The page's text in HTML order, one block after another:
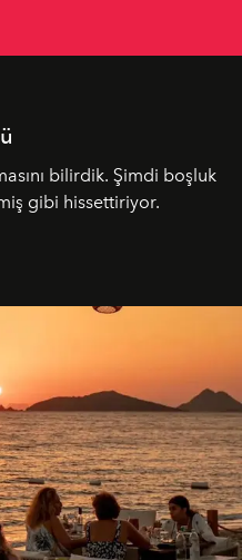
bilirdik. Şimdi boşluk
gibi hissettiriyor.